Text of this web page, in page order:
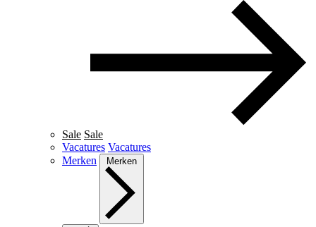
Sale Sale
Vacatures Vacatures
Merken
Merken